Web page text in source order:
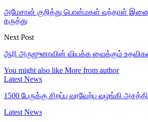
அமேசான் குறித்து பொன்மகள் வந்தாள்
கருத்து
Next Post
ஆரி அருஜுனாவின் வியக்க வைக்கும்
You might also like More from author
Latest News
1500 பேருக்கு சிறப்பு வரவேற்பு வழங்கி
Latest News